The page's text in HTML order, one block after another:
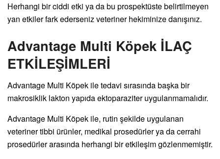
Herhangi bir ciddi etki ya da bu prospektüste belirtilmeyen
yan etkiler fark ederseniz veteriner hekiminize danışınız.
Advantage Multi Köpek İLAÇ
ETKİLEŞİMLERİ
Advantage Multi Köpek ile tedavi sırasında başka bir
makrosiklik lakton yapıda ektoparaziter uygulanmamalıdır.
Advantage Multi Köpek ile, rutin şekilde uygulanan
veteriner tibbi ürünler, medikal prosedürler ya da cerrahi
prosedürler arasında herhangi bir etkileşim gözlenmemiştir.